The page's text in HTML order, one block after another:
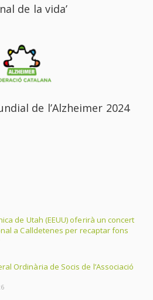
de la vida’
de l’Alzheimer 2024
de Utah (EEUU) oferirà un concert
a Calldetenes per recaptar fons
Ordinària de Socis de l’Associació